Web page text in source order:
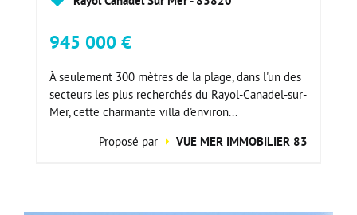
945 000 €
À seulement 300 mètres de la plage, dans l'un des
secteurs les plus recherchés du Rayol-Canadel-sur-
Mer, cette charmante villa d'environ...
Proposé par
VUE MER IMMOBILIER 83